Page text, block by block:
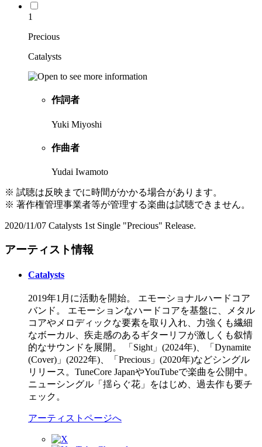
1
Precious
Catalysts
作詞者
Yuki Miyoshi
作曲者
Yudai Iwamoto
※ 試聴は反映までに時間がかかる場合があります。
※ 著作権管理事業者等が管理する楽曲は試聴できません。
2020/11/07 Catalysts 1st Single "Precious" Release.
アーティスト情報
Catalysts
2019年1月に活動を開始。 エモーショナルハードコア
バンド。 エモーションなハードコアを基盤に、メタル
コアやメロディックな要素を取り入れ、力強くも繊細
なボーカル、疾走感のあるギターリフが激しくも叙情
的なサウンドを展開。 「Sight」(2024年)、「Dynamite
(Cover)」(2022年)、「Precious」(2020年)などシングル
リリース。TuneCore JapanやYouTubeで楽曲を公開中。
ニューシングル「揺らぐ花」をはじめ、過去作も要チ
ェック。
アーティストページへ